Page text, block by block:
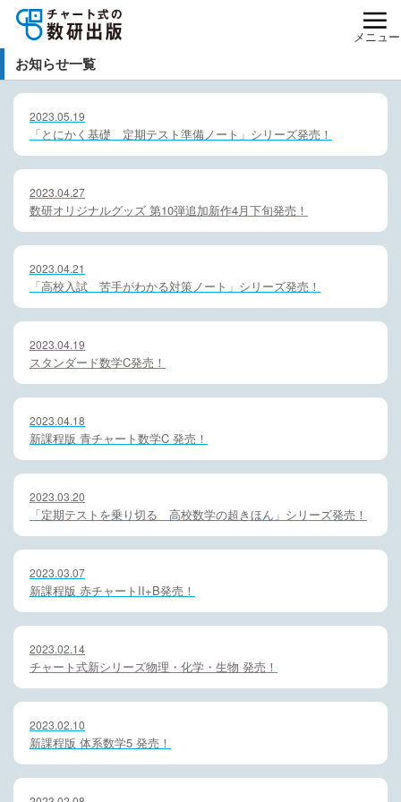
メニュー
お知らせ一覧
2023.05.19
「とにかく基礎 定期テスト準備ノート」シリーズ発売！
2023.04.27
数研オリジナルグッズ 第10弾追加新作4月下旬発売！
2023.04.21
「高校入試 苦手がわかる対策ノート」シリーズ発売！
2023.04.19
スタンダード数学C発売！
2023.04.18
新課程版 青チャート数学C 発売！
2023.03.20
「定期テストを乗り切る 高校数学の超きほん」シリーズ発売！
2023.03.07
新課程版 赤チャートII+B発売！
2023.02.14
チャート式新シリーズ物理・化学・生物 発売！
2023.02.10
新課程版 体系数学5 発売！